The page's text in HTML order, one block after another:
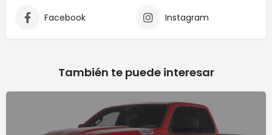
Facebook Instagram
También te puede interesar